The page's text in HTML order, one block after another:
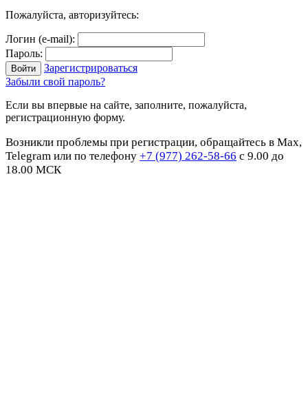
Пожалуйста, авторизуйтесь:
Логин (e-mail):
Пароль:
Зарегистрироваться
Забыли свой пароль?
Если вы впервые на сайте, заполните, пожалуйста,
регистрационную форму.
Возникли проблемы при регистрации, обращайтесь в Max,
Telegram или по телефону +7 (977) 262-58-66 с 9.00 до
18.00 МСК